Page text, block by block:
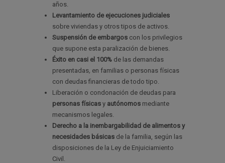
años.
Levantamiento de ejecuciones judiciales
sobre viviendas y otros tipos de activos.
Suspensión de embargos con los privilegios
que supone esta paralización de bienes.
Éxito en casi el 100% de las demandas
presentadas, en familias o personas físicas
con deudas financieras de todo tipo.
Liberación o condonación de deudas para
personas físicas y autónomos mediante
mecanismos legales.
Derecho a la inembargabilidad de alimentos y
necesidades básicas de la familia, según las
disposiciones de la Ley de Enjuiciamiento
Civil.